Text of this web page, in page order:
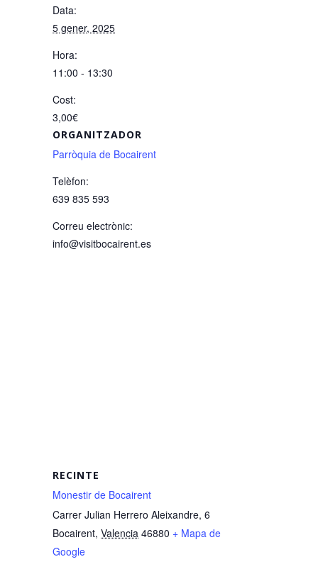
Data:
5 gener, 2025
Hora:
11:00 - 13:30
Cost:
3,00€
ORGANITZADOR
Parròquia de Bocairent
Telèfon:
639 835 593
Correu electrònic:
info@visitbocairent.es
RECINTE
Monestir de Bocairent
Carrer Julian Herrero Aleixandre, 6
Bocairent, Valencia 46880 + Mapa de
Google